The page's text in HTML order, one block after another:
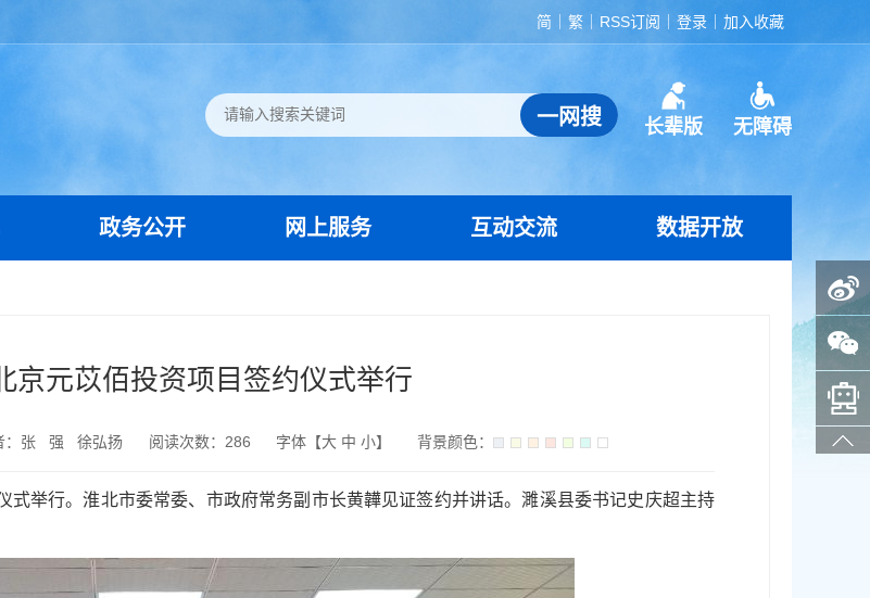
简 繁 RSS订阅 登录 加入收藏
长辈版 无障碍
政务公开 网上服务 互动交流 数据开放
京元苡佰投资项目签约仪式举行
：张 强 徐弘扬 阅读次数： 286 字体【大 中 小】 背景颜色：
式举行。淮北市委常委、市政府常务副市长黄韡见证签约并讲话。濉溪县委书记史庆超主持